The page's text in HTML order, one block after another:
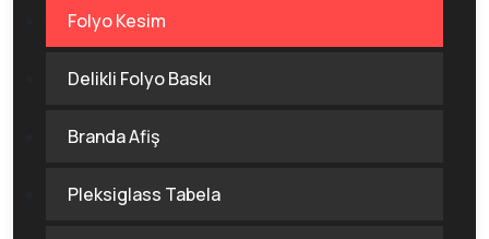
Folyo Kesim
Delikli Folyo Baskı
Branda Afiş
Pleksiglass Tabela